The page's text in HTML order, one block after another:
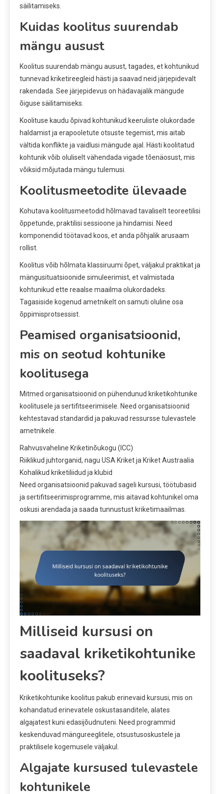
säilitamiseks.
Kuidas koolitus suurendab
mängu ausust
Koolitus suurendab mängu ausust, tagades, et kohtunikud
tunnevad kriketireegleid hästi ja saavad neid järjepidevalt
rakendada. See järjepidevus on hädavajalik mängude
õiguse säilitamiseks.
Koolituse kaudu õpivad kohtunikud keeruliste olukordade
haldamist ja erapooletute otsuste tegemist, mis aitab
vältida konflikte ja vaidlusi mängude ajal. Hästi koolitatud
kohtunik võib oluliselt vähendada vigade tõenäosust, mis
võiksid mõjutada mängu tulemusi.
Koolitusmeetodite ülevaade
Kohutava koolitusmeetodid hõlmavad tavaliselt teoreetilisi
õppetunde, praktilisi sessioone ja hindamisi. Need
komponendid töötavad koos, et anda põhjalik arusaam
rollist.
Koolitus võib hõlmata klassiruumi õpet, väljakul praktikat ja
mängusituatsioonide simuleerimist, et valmistada
kohtunikud ette reaalse maailma olukordadeks.
Tagasiside kogenud ametnikelt on samuti oluline osa
õppimisprotsessist.
Peamised organisatsioonid,
mis on seotud kohtunike
koolitusega
Mitmed organisatsioonid on pühendunud kriketikohtunike
koolitusele ja sertifitseerimisele. Need organisatsioonid
kehtestavad standardid ja pakuvad ressursse tulevastele
ametnikele.
Rahvusvaheline Kriketinõukogu (ICC)
Riiklikud juhtorganid, nagu USA Kriket ja Kriket Austraalia
Kohalikud kriketiliidud ja klubid
Need organisatsioonid pakuvad sageli kursusi, töötubasid
ja sertifitseerimisprogramme, mis aitavad kohtunikel oma
oskusi arendada ja saada tunnustust kriketimaailmas.
Milliseid kursusi on
saadaval kriketikohtunike
koolituseks?
Kriketikohtunike koolitus pakub erinevaid kursusi, mis on
kohandatud erinevatele oskustasanditele, alates
algajatest kuni edasijõudnuteni. Need programmid
keskenduvad mängureeglitele, otsustusoskustele ja
praktilisele kogemusele väljakul.
Algajate kursused tulevastele
kohtunikele